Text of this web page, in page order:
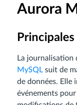
Aurora
La journalisation
MySQL suit de
de données. Elle
événements